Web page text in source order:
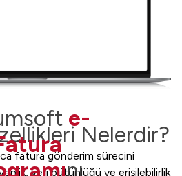
e-
nı
Nelerdir?
fatura gönderim sürecini
veri bütünlüğü ve erişilebilirlik